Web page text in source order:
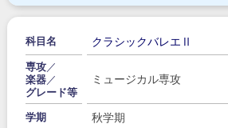
科目名 クラシックバレエⅡ
専攻／
楽器／
グレード等
ミュージカル専攻
学期 秋学期